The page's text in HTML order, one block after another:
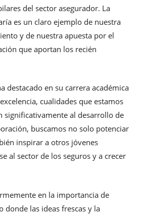
del sector asegurador. La
es un claro ejemplo de nuestra
y de nuestra apuesta por el
que aportan los recién
destacado en su carrera académica
cualidades que estamos
significativamente al desarrollo de
buscamos no solo potenciar
inspirar a otros jóvenes
al sector de los seguros y a crecer
en la importancia de
las ideas frescas y la